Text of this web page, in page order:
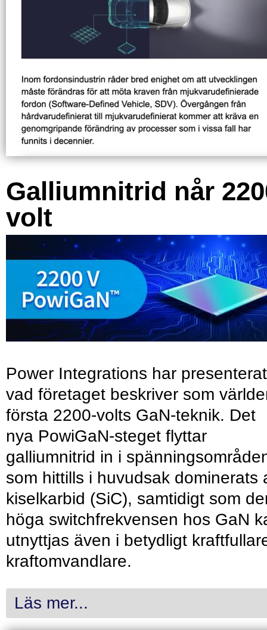
Galliumnitrid når
volt
Power Integrations har presenterat
vad företaget beskriver som
första 2200-volts GaN-teknik. Det
nya PowiGaN-steget flyttar
galliumnitrid in i
som hittills i huvudsak dominerats
kiselkarbid (SiC), samtidigt som
höga switchfrekvensen hos GaN
utnyttjas även i betydligt
kraftomvandlare.
Läs mer...